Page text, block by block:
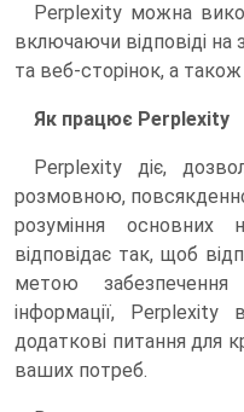
Perplexity можна
включаючи відповіді на
та веб-сторінок, а
Як працює Perplexity
Perplexity діє,
розмовною,
розуміння основних
відповідає так, щоб
метою забезпечення
інформації, Perplexity
додаткові питання для
ваших потреб.